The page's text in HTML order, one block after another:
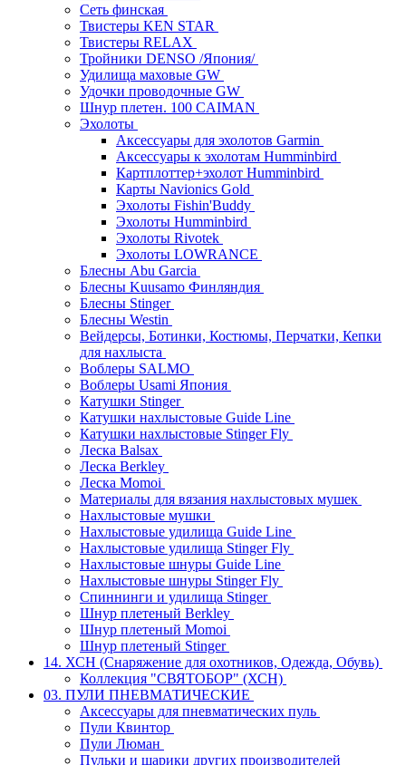
Сеть финская
Твистеры KEN STAR
Твистеры RELAX
Тройники DENSO /Япония/
Удилища маховые GW
Удочки проводочные GW
Шнур плетен. 100 CAIMAN
Эхолоты
Аксессуары для эхолотов Garmin
Аксессуары к эхолотам Humminbird
Картплоттер+эхолот Humminbird
Карты Navionics Gold
Эхолоты Fishin'Buddy
Эхолоты Humminbird
Эхолоты Rivotek
Эхолоты LOWRANCE
Блесны Abu Garcia
Блесны Kuusamo Финляндия
Блесны Stinger
Блесны Westin
Вейдерсы, Ботинки, Костюмы, Перчатки, Кепки
для нахлыста
Воблеры SALMO
Воблеры Usami Япония
Катушки Stinger
Катушки нахлыстовые Guide Line
Катушки нахлыстовые Stinger Fly
Леска Balsax
Леска Berkley
Леска Momoi
Материалы для вязания нахлыстовых мушек
Нахлыстовые мушки
Нахлыстовые удилища Guide Line
Нахлыстовые удилища Stinger Fly
Нахлыстовые шнуры Guide Line
Нахлыстовые шнуры Stinger Fly
Спиннинги и удилища Stinger
Шнур плетеный Berkley
Шнур плетеный Momoi
Шнур плетеный Stinger
14. ХСН (Снаряжение для охотников, Одежда, Обувь)
Коллекция "СВЯТОБОР" (ХСН)
03. ПУЛИ ПНЕВМАТИЧЕСКИЕ
Аксессуары для пневматических пуль
Пули Квинтор
Пули Люман
Пульки и шарики других производителей